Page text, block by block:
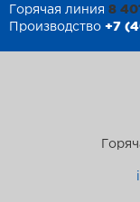
Горячая линия 8
Производство +7